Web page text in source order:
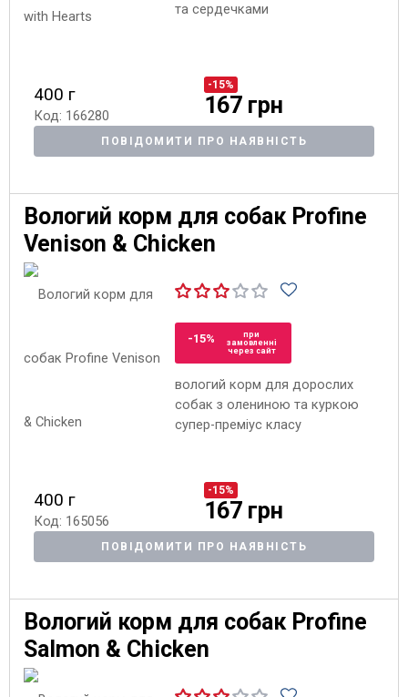
та сердечками
400 г
Код: 166280
-15%
167 грн
ПОВІДОМИТИ ПРО НАЯВНІСТЬ
Вологий корм для собак Profine
Venison & Chicken
-15%
при
замовленні
через сайт
вологий корм для дорослих
собак з олениною та куркою
супер-преміус класу
400 г
Код: 165056
-15%
167 грн
ПОВІДОМИТИ ПРО НАЯВНІСТЬ
Вологий корм для собак Profine
Salmon & Chicken